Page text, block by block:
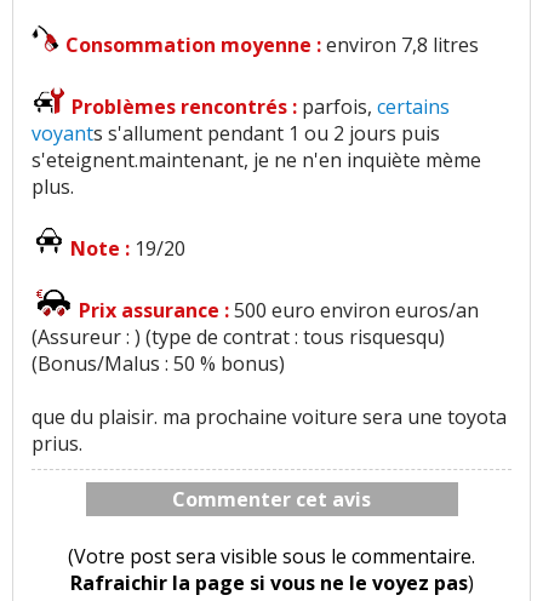
Consommation moyenne :environ 7,8 litres
Problèmes rencontrés : parfois, certains
voyants s'allument pendant 1 ou 2 jours puis
s'eteignent.maintenant, je ne n'en inquiète mème
plus.
Note : 19/20
Prix assurance :500 euro environ euros/an
(Assureur : ) (type de contrat : tous risquesqu)
(Bonus/Malus : 50 % bonus)
que du plaisir. ma prochaine voiture sera une toyota
prius.
Commenter cet avis
(Votre post sera visible sous le commentaire.
Rafraichir la page si vous ne le voyez pas)